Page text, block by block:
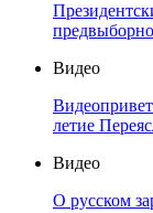
Видео
летие
Видео
О русском